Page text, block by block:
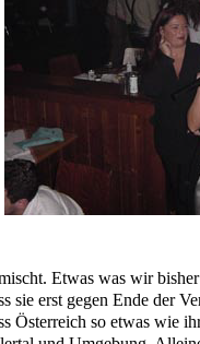
Etwas was wir
sie erst gegen Ende der
Österreich so etwas